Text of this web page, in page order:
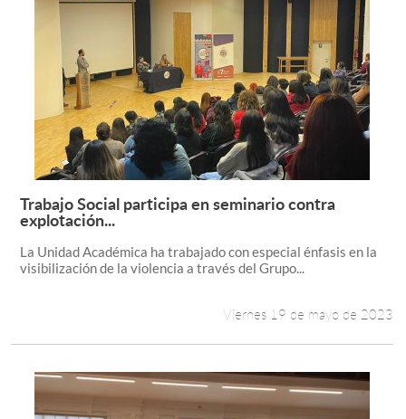
Leer más +
Trabajo Social participa en seminario contra
explotación...
La Unidad Académica ha trabajado con especial énfasis en la
visibilización de la violencia a través del Grupo...
Viernes 19 de mayo de 2023